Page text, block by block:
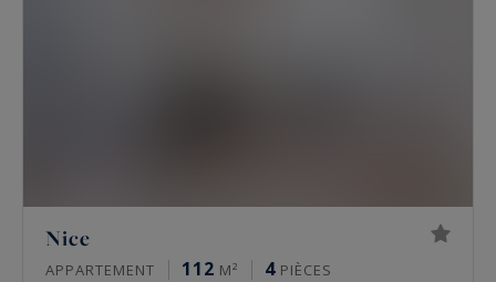
Nice
APPARTEMENT 112 M² 4 PIÈCES